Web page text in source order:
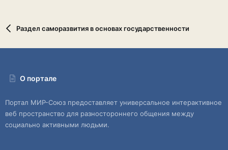
Раздел саморазвития в основах государственности
О портале
Портал МИР-Союз предоставляет универсальное интерактивное
веб пространство для разностороннего общения между
социально активными людьми.